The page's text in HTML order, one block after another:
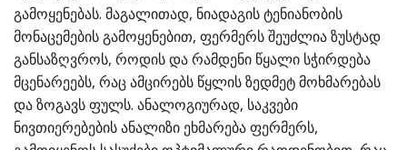
გამოყენებას. მაგალითად, ნიადაგის ტენიანობის
მონაცემების გამოყენებით, ფერმერს შეუძლია ზუსტად
განსაზღვროს, როდის და რამდენი წყალი სჭირდება
მცენარეებს, რაც ამცირებს წყლის ზედმეტ მოხმარებას
და ზოგავს ფულს. ანალოგიურად, საკვები
ნივთიერებების ანალიზი ეხმარება ფერმერს,